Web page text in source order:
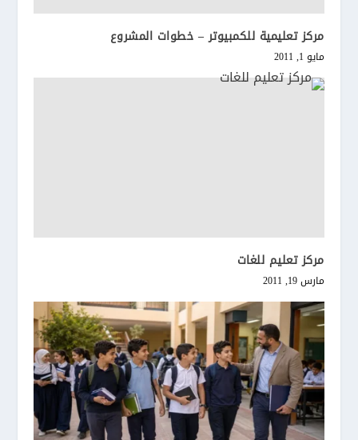
مركز تعليمية للكمبيوتر – خطوات المشروع
مايو 1, 2011
مركز تعليم للغات
مارس 19, 2011